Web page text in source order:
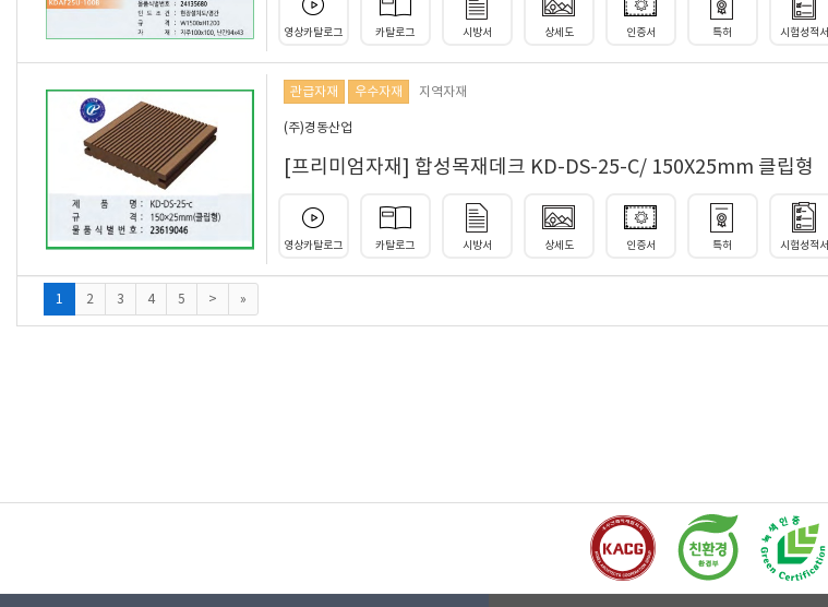
영상카탈로그 카탈로그 시방서 상세도 인증서 특허 시험성적서
관급자재 우수자재 지역자재
(주)경동산업
[프리미엄자재] 합성목재데크 KD-DS-25-C/ 150X25mm 클립형
영상카탈로그 카탈로그 시방서 상세도 인증서 특허 시험성적서
1 (current)
2 3 4 5 > »